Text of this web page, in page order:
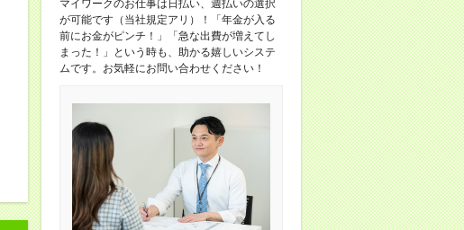
マイワークのお仕事は日払い、週払いの選択
が可能です（当社規定アリ）！「年金が入る
前にお金がピンチ！」「急な出費が増えてし
まった！」という時も、助かる嬉しいシステ
ムです。お気軽にお問い合わせください！